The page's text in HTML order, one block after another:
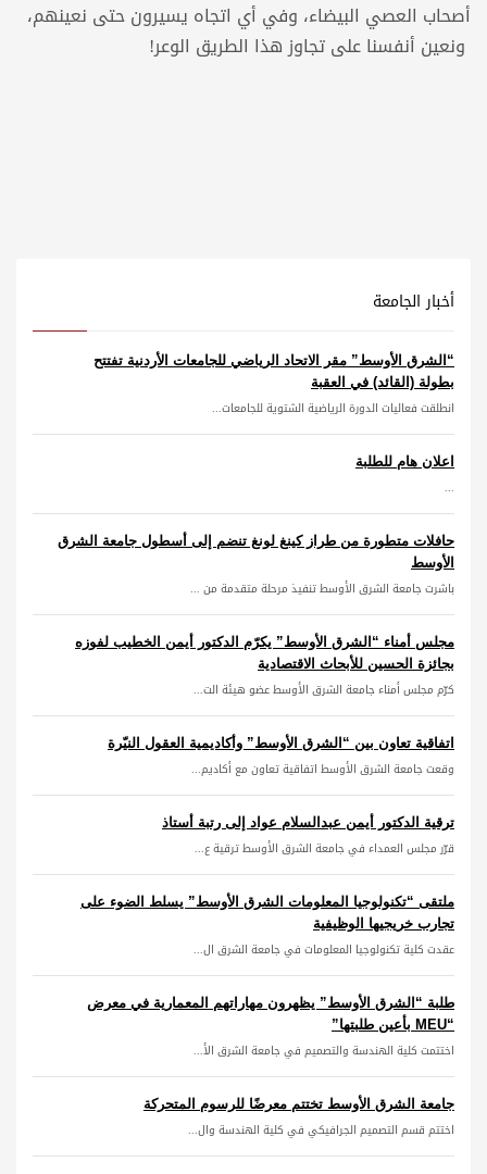
أصحاب العصي البيضاء، وفي أي اتجاه يسيرون حتى نعينهم،
ونعين أنفسنا على تجاوز هذا الطريق الوعر!
أخبار الجامعة
“الشرق الأوسط” مقر الاتحاد الرياضي للجامعات الأردنية تفتتح
بطولة (القائد) في العقبة
انطلقت فعاليات الدورة الرياضية الشتوية للجامعات...
اعلان هام للطلبة
...
حافلات متطورة من طراز كينغ لونغ تنضم إلى أسطول جامعة الشرق
الأوسط
باشرت جامعة الشرق الأوسط تنفيذ مرحلة متقدمة من ...
مجلس أمناء “الشرق الأوسط” يكرّم الدكتور أيمن الخطيب لفوزه
بجائزة الحسين للأبحاث الاقتصادية
كرّم مجلس أمناء جامعة الشرق الأوسط عضو هيئة الت...
اتفاقية تعاون بين “الشرق الأوسط” وأكاديمية العقول النيّرة
وقعت جامعة الشرق الأوسط اتفاقية تعاون مع أكاديم...
ترقية الدكتور أيمن عبدالسلام عواد إلى رتبة أستاذ
قرّر مجلس العمداء في جامعة الشرق الأوسط ترقية ع...
ملتقى “تكنولوجيا المعلومات الشرق الأوسط” يسلط الضوء على
تجارب خريجيها الوظيفية
عقدت كلية تكنولوجيا المعلومات في جامعة الشرق ال...
طلبة “الشرق الأوسط” يظهرون مهاراتهم المعمارية في معرض
“MEU بأعين طلبتها”
اختتمت كلية الهندسة والتصميم في جامعة الشرق الأ...
جامعة الشرق الأوسط تختتم معرضًا للرسوم المتحركة
اختتم قسم التصميم الجرافيكي في كلية الهندسة وال...